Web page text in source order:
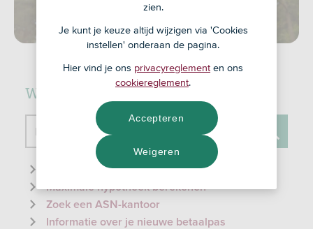
Waar kunnen we je mee helpen?
Doorzoek de website
Informatie over de ID-check
Maximale hypotheek berekenen
Zoek een ASN-kantoor
Informatie over je nieuwe betaalpas
zien.
Je kunt je keuze altijd wijzigen via 'Cookies
instellen' onderaan de pagina.
Hier vind je ons privacyreglement en ons
cookiereglement.
Weigeren
Accepteren